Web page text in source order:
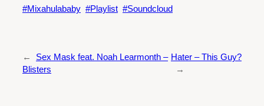
Mixahulababy Playlist Soundcloud
←
Sex Mask feat. Noah Learmonth –
Blisters
Hater – This Guy?
→